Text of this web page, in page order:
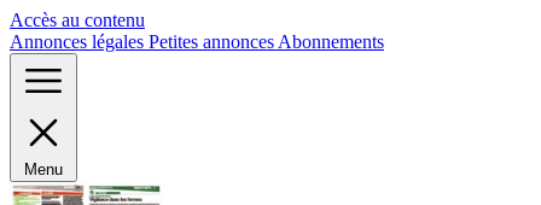
Accès au contenu
Annonces légales Petites annonces Abonnements
Menu
Panneau de gestion des cookies